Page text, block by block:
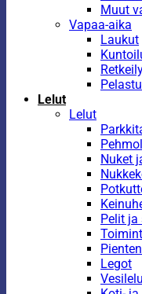
Muut
Vapaa-aika
Laukut
Lelut
Lelut
Nuket
Pelit
Legot